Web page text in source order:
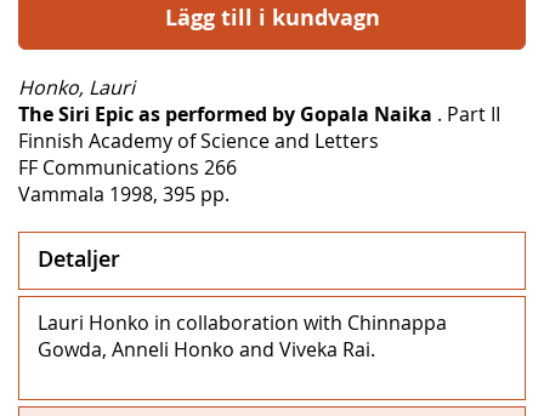
Lägg till i kundvagn
Honko, Lauri
The Siri Epic as performed by Gopala Naika . Part II
Finnish Academy of Science and Letters
FF Communications 266
Vammala 1998, 395 pp.
Detaljer
Lauri Honko in collaboration with Chinnappa
Gowda, Anneli Honko and Viveka Rai.